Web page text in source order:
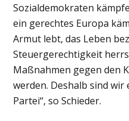
Sozialdemokraten
ein gerechtes Europa
Armut lebt, das Leben
Steuergerechtigkeit
Maßnahmen gegen den
werden. Deshalb sind wir
Partei“, so Schieder.